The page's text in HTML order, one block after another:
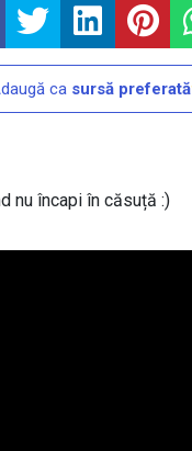
ca sursă preferată
nu încapi în căsuță :)